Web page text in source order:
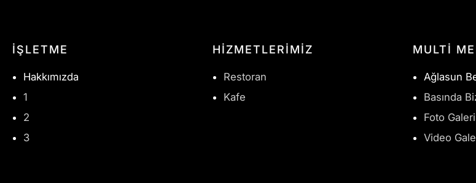
İŞLETME
Hakkımızda
1
2
3
HİZMETLERİMİZ
Restoran
Kafe
MULTI
Ağlasun
Basında
Foto Galeri
Video